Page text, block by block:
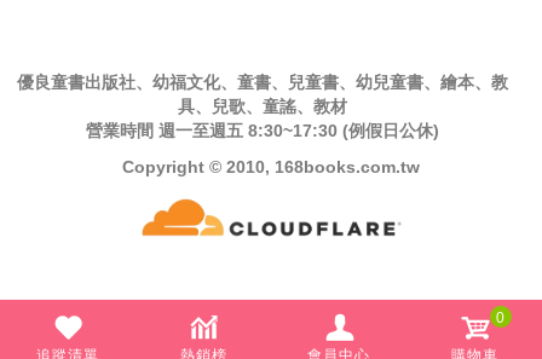
追蹤清單 熱銷榜 會員中心
0
購物車
優良童書出版社、幼福文化、童書、兒童書、幼兒童書、繪本、教
具、兒歌、童謠、教材
營業時間 週一至週五 8:30~17:30 (例假日公休)
Copyright © 2010, 168books.com.tw